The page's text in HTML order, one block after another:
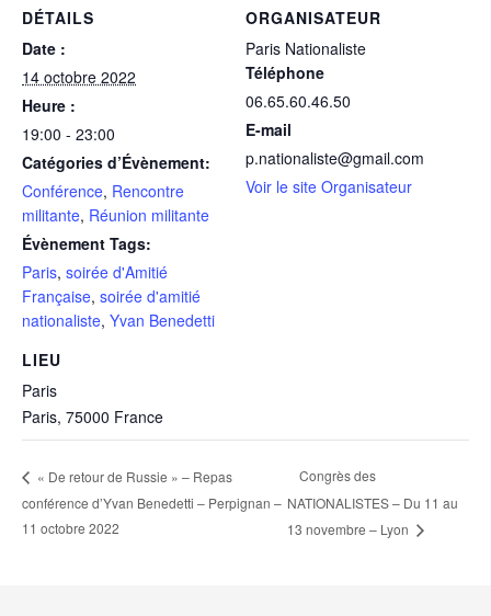
DÉTAILS
Date :
14 octobre 2022
Heure :
19:00 - 23:00
Catégories d’Évènement:
Conférence, Rencontre
militante, Réunion militante
Évènement Tags:
Paris, soirée d'Amitié
Française, soirée d'amitié
nationaliste, Yvan Benedetti
LIEU
Paris
Paris, 75000 France
ORGANISATEUR
Paris Nationaliste
Téléphone
06.65.60.46.50
E-mail
p.nationaliste@gmail.com
Voir le site Organisateur
« De retour de Russie » – Repas
conférence d’Yvan Benedetti – Perpignan –
11 octobre 2022
Congrès des
NATIONALISTES – Du 11 au
13 novembre – Lyon